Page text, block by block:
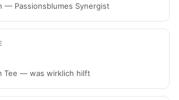
— Passionsblumes Synergist
Tee — was wirklich hilft